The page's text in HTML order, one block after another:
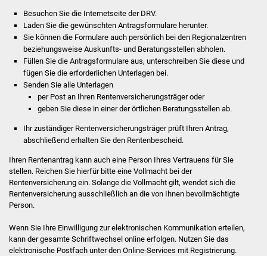
Vereine und Parteien
Selbsteintrag Vereine
Beirat Süßener Vereine
Sportanlagen
Tourismus
Erlebnisregion
Schwäbischer Albtrauf
Route der
Lebenslagen
Besuchen Sie die Internetseite der DRV.
Laden Sie die gewünschten Antragsformulare herunter.
Sie können die Formulare auch persönlich bei den Regionalzentren
beziehungsweise Auskunfts­- und Beratungsstellen abholen.
Füllen Sie die Antragsformulare aus, unterschreiben Sie diese und
fügen Sie die erforderlichen Unterlagen bei.
Senden Sie alle Unterlagen
per Post an Ihren Rentenversicherungsträger oder
geben Sie diese in einer der örtlichen Beratungsstellen ab.
Ihr zuständiger Rentenversicherungsträger prüft Ihren Antrag,
abschließend erhalten Sie den Rentenbescheid.
Ihren Rentenantrag kann auch eine Person Ihres Vertrauens für Sie
stellen. Reichen Sie hierfür bitte eine Vollmacht bei der
Rentenversicherung ein. Solange die Vollmacht gilt, wendet sich die
Rentenversicherung ausschließlich an die von Ihnen bevollmächtigte
Person.
Wenn Sie Ihre Einwilligung zur elektronischen Kommunikation erteilen,
kann der gesamte Schriftwechsel online erfolgen. Nutzen Sie das
elektronische Postfach unter den Online-Services mit Registrierung.